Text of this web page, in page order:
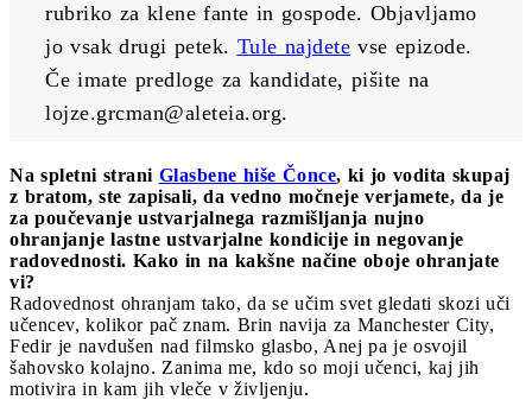
rubriko za klene fante in gospode. Objavljamo
jo vsak drugi petek. Tule najdete vse epizode.
lojze.grcman@aleteia.org.
Na spletni strani Glasbene hiše Čonce, ki jo vodita skupaj
z bratom, ste zapisali, da vedno močneje verjamete, da je
za poučevanje ustvarjalnega razmišljanja nujno
ohranjanje lastne ustvarjalne kondicije in negovanje
radovednosti. Kako in na kakšne načine oboje ohranjate
vi?
Radovednost ohranjam tako, da se učim svet gledati skozi uči
učencev, kolikor pač znam. Brin navija za Manchester City,
Fedir je navdušen nad filmsko glasbo, Anej pa je osvojil
šahovsko kolajno. Zanima me, kdo so moji učenci, kaj jih
motivira in kam jih vleče v življenju.